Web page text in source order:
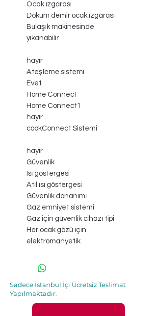
Ocak ızgarası
Döküm demir ocak ızgarası
Bulaşık makinesinde
yıkanabilir
hayır
Ateşleme sistemi
Evet
Home Connect
Home Connect1
hayır
cookConnect Sistemi
hayır
Güvenlik
Isı göstergesi
Atıl ısı göstergesi
Güvenlik donanımı
Gaz emniyet sistemi
Gaz için güvenlik cihazı tipi
Her ocak gözü için
elektromanyetik
Sadece İstanbul İçi Ücretsiz Teslimat
Yapılmaktadır.